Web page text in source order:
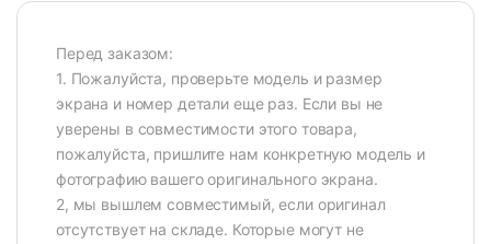
Перед заказом:
1. Пожалуйста, проверьте модель и размер
экрана и номер детали еще раз. Если вы не
уверены в совместимости этого товара,
пожалуйста, пришлите нам конкретную модель и
фотографию вашего оригинального экрана.
2, мы вышлем совместимый, если оригинал
отсутствует на складе. Которые могут не